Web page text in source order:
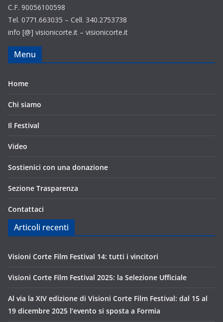
C.F. 90056100598
Tel. 0771.663035 – Cell. 340.2753738
info [@] visionicorte.it – visionicorte.it
Menu
Home
Chi siamo
Il Festival
Video
Sostienici con una donazione
Sezione Trasparenza
Contattaci
Articoli recenti
Visioni Corte Film Festival 14: tutti i vincitori
Visioni Corte Film Festival 2025: la Selezione Ufficiale
Al via la XIV edizione di Visioni Corte Film Festival: dal 15 al
19 dicembre 2025 l’evento si sposta a Formia